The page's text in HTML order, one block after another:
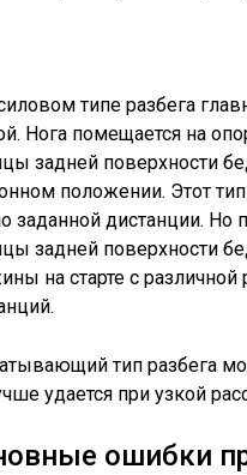
типе разбега
Нога помещается на
задней поверхности
положении. Этот
заданной дистанции.
задней поверхности
на старте с
тип разбега
удается при узкой
ошибки